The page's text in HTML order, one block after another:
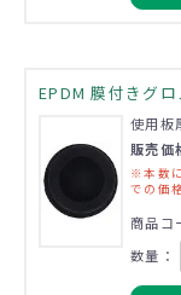
EPDM 膜付きグ
使用板
販売
※本数
での価
商品コ
数量：